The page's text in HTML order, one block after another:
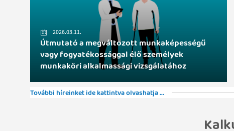
2026.03.11.
Útmutató a megváltozott munkaképességű
vagy fogyatékossággal élő személyek
munkaköri alkalmassági vizsgálatához
További híreinket ide kattintva olvashatja ...